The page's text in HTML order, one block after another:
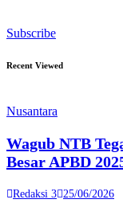
Subscribe
Recent Viewed
Nusantara
Wagub NTB
Besar APBD
Redaksi 3 25/06/2026